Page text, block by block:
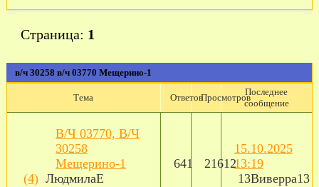
в/ч 30258 в/ч 03770 Мещерино-1
Страница: 1
Тема ОтветовПросмотров
Последнее
сообщение
В/Ч 03770, В/Ч
30258
Мещерино-1
(4) ЛюдмилаЕ
641 21612
15.10.2025
13:19
13Виверра13